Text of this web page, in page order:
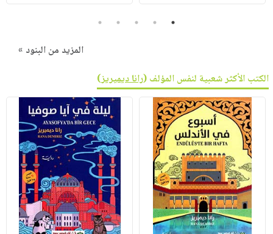
1
2
3
4
5
المزيد من البنود »
الكتب الأكثر شعبية لنفس المؤلف (رانا ديميريز)